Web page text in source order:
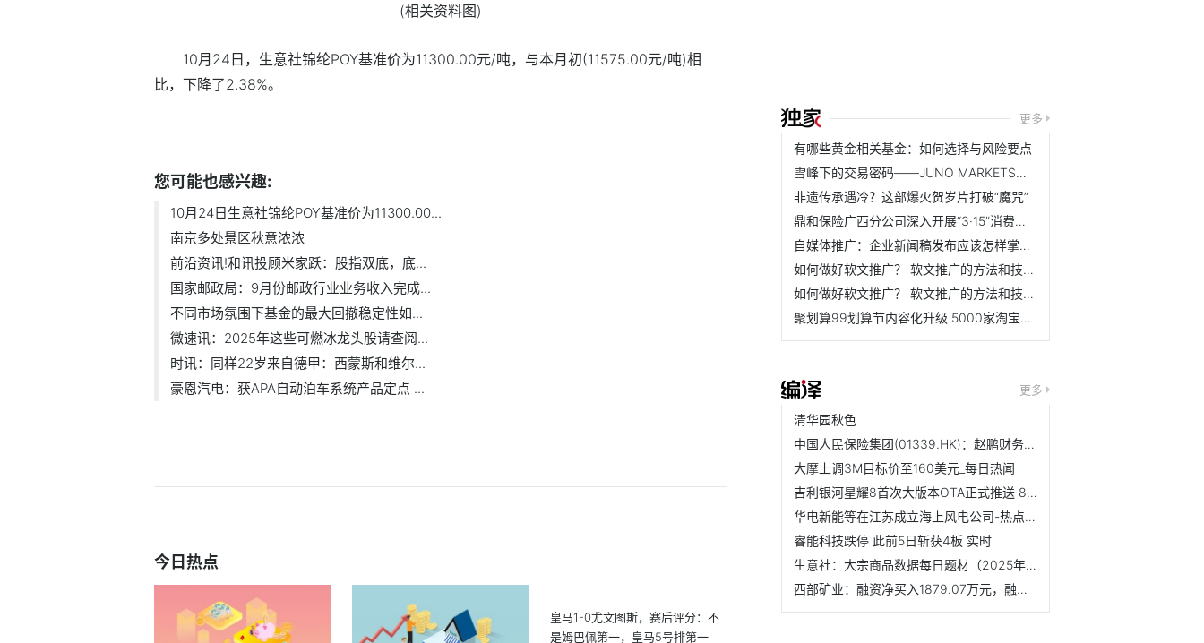
(相关资料图)
10月24日，生意社锦纶POY基准价为11300.00元/吨，与本月初(11575.00元/吨)相
比，下降了2.38%。
您可能也感兴趣:
10月24日生意社锦纶POY基准价为11300.00...
南京多处景区秋意浓浓
前沿资讯!和讯投顾米家跃：股指双底，底...
国家邮政局：9月份邮政行业业务收入完成...
不同市场氛围下基金的最大回撤稳定性如...
微速讯：2025年这些可燃冰龙头股请查阅...
时讯：同样22岁来自德甲：西蒙斯和维尔...
豪恩汽电：获APA自动泊车系统产品定点 ...
今日热点
皇马1-0尤文图斯，赛后评分：不
是姆巴佩第一，皇马5号排第一
更多
有哪些黄金相关基金：如何选择与风险要点
雪峰下的交易密码——JUNO MARKETS技术峰会乌鲁木齐站圆满结束
非遗传承遇冷？这部爆火贺岁片打破“魔咒”
鼎和保险广西分公司深入开展“3·15”消费者权益保护教育宣传...
自媒体推广：企业新闻稿发布应该怎样掌握节奏？ 怎么规划效...
如何做好软文推广？ 软文推广的方法和技巧是什么？
如何做好软文推广？ 软文推广的方法和技巧是什么？
聚划算99划算节内容化升级 5000家淘宝天猫品牌联动狂欢
更多
清华园秋色
中国人民保险集团(01339.HK)：赵鹏财务负责人任职资格获国家...
大摩上调3M目标价至160美元_每日热闻
吉利银河星耀8首次大版本OTA正式推送 8项体验优化
华电新能等在江苏成立海上风电公司-热点聚焦
睿能科技跌停 此前5日斩获4板 实时
生意社：大宗商品数据每日题材（2025年10月23日）​ 今亮点
西部矿业：融资净买入1879.07万元，融资余额17.58亿元（10-22）|新要闻